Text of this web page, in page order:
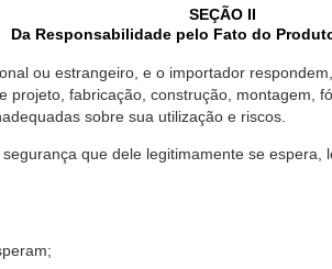
SEÇÃO II
Da Responsabilidade pelo Fato do
ou estrangeiro, e o importador
fabricação, construção, montagem,
sobre sua utilização e riscos.
que dele legitimamente se